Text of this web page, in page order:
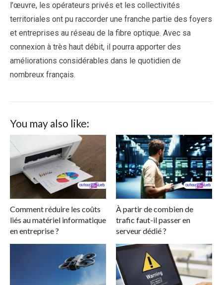
l’œuvre, les opérateurs privés et les collectivités
territoriales ont pu raccorder une franche partie des foyers
et entreprises au réseau de la fibre optique. Avec sa
connexion à très haut débit, il pourra apporter des
améliorations considérables dans le quotidien de
nombreux français.
You may also like:
Comment réduire les coûts
liés au matériel informatique
en entreprise ?
À partir de combien de
trafic faut-il passer en
serveur dédié ?